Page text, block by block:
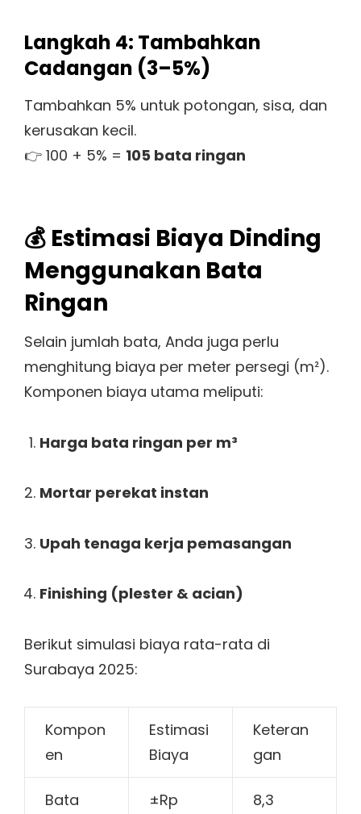
Langkah 4: Tambahkan
Cadangan (3–5%)
Tambahkan 5% untuk potongan, sisa, dan
kerusakan kecil.
👉 100 + 5% = 105 bata ringan
💰 Estimasi Biaya Dinding
Menggunakan Bata
Ringan
Selain jumlah bata, Anda juga perlu
menghitung biaya per meter persegi (m²).
Komponen biaya utama meliputi:
Harga bata ringan per m³
Mortar perekat instan
Upah tenaga kerja pemasangan
Finishing (plester & acian)
Berikut simulasi biaya rata-rata di
Surabaya 2025:
Kompon
en
Estimasi
Biaya
Keteran
gan
Bata
±Rp
8,3